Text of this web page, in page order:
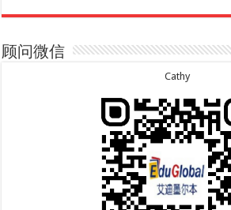
Business offer！
8.6恭喜江苏的谢先生600旅游签证顺利下签，三年多
8.5恭喜江苏的杨女士190技术移民签证顺利下签！
8.3恭喜黑龙江的刘女士864父母签证顺利下签！
8.3恭喜天津的陈同学和妈妈590+500学生签证顺利
签！
7.15恭喜江苏的曹同学500学生签证顺利下签！
7.13恭喜广东的邓同学500学生签证顺利下签！
7.9恭喜广东的喻同学500学生签证顺利下签！
7.8恭喜黑龙江的刘女士600旅游签证顺利下签，三年
7.7恭喜北京的王先生和孩子600旅游签证顺利下签，
顾问微信
Cathy